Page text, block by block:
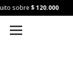
sobre$ 120.000